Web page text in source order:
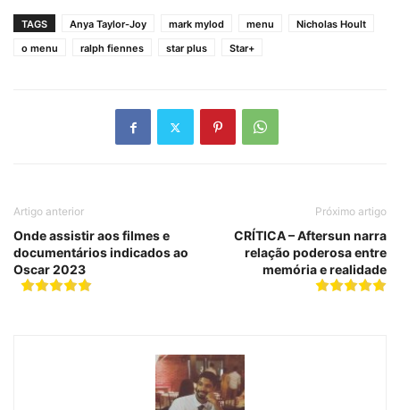
TAGS Anya Taylor-Joy mark mylod menu
Nicholas Hoult
o menu
ralph fiennes star plus Star+
Artigo anterior
Onde assistir aos filmes e
documentários indicados ao
Oscar 2023
Próximo artigo
CRÍTICA – Aftersun narra
relação poderosa entre
memória e realidade